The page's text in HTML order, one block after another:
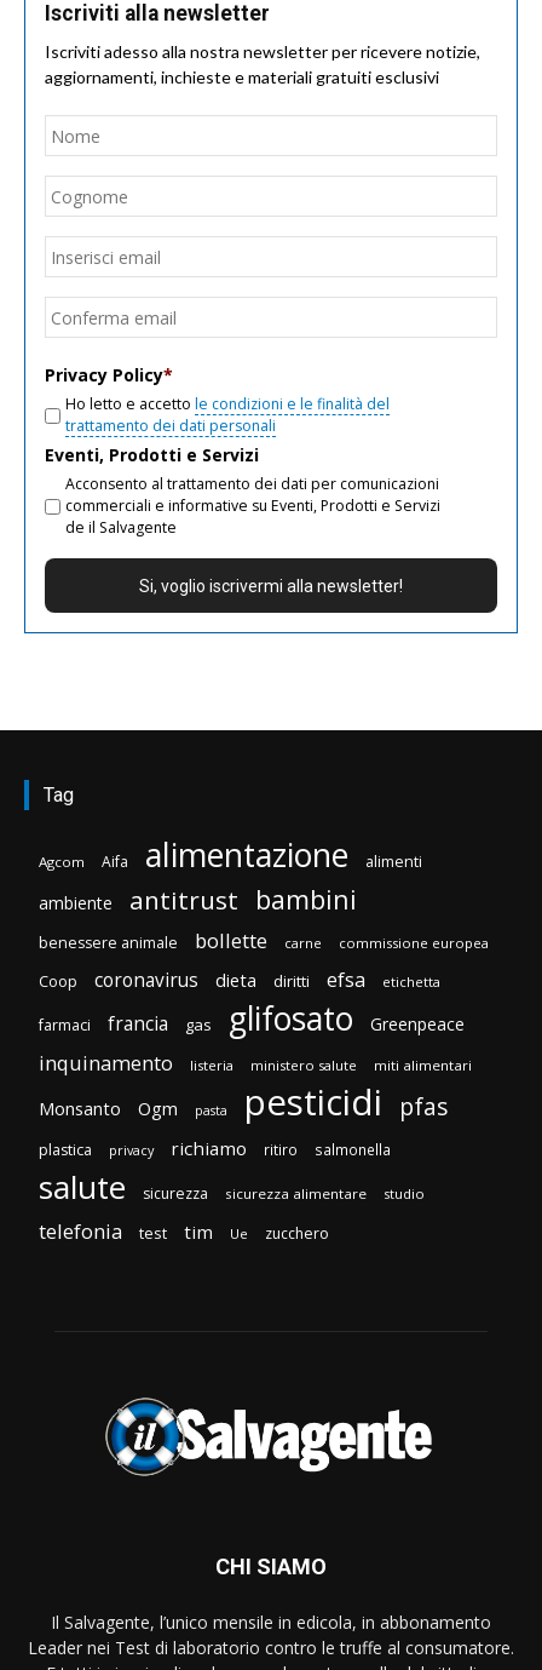
Iscriviti alla newsletter
Iscriviti adesso alla nostra newsletter per ricevere notizie,
aggiornamenti, inchieste e materiali gratuiti esclusivi
Nome
Email
Privacy Policy*
Ho letto e accetto le condizioni e le finalità del
trattamento dei dati personali
Eventi, Prodotti e Servizi
Acconsento al trattamento dei dati per comunicazioni
commerciali e informative su Eventi, Prodotti e Servizi
de il Salvagente
Tag
Agcom Aifa alimentazione alimenti
ambiente antitrust bambini
benessere animale bollette carne commissione europea
Coop coronavirus dieta diritti efsa etichetta
farmaci francia gas glifosato Greenpeace
inquinamento listeria ministero salute miti alimentari
Monsanto Ogm pasta pesticidi pfas
plastica privacy richiamo ritiro salmonella
salute sicurezza sicurezza alimentare studio
telefonia test tim Ue zucchero
CHI SIAMO
Il Salvagente, l’unico mensile in edicola, in abbonamento
Leader nei Test di laboratorio contro le truffe al consumatore.